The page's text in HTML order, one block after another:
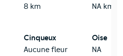
8 km
NA km
Cinqueux
Aucune fleur
Oise
NA